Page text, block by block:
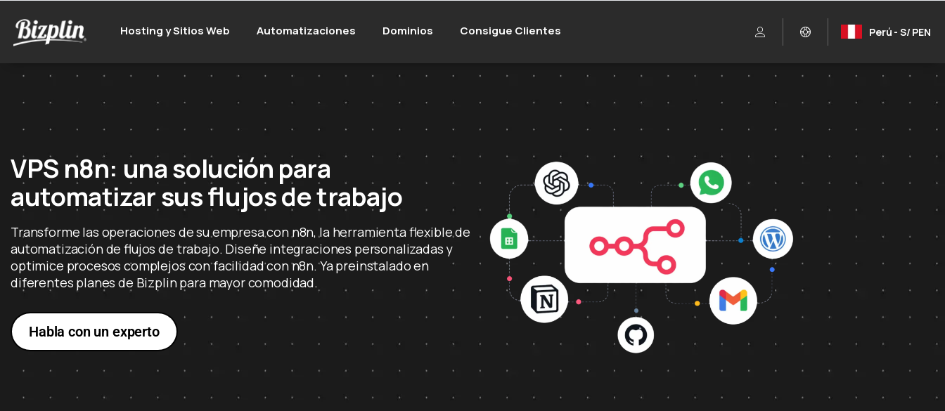
Hosting y Sitios Web Automatizaciones Dominios Consigue Clientes Perú - S/ PEN
VPS n8n: una solución para
automatizar sus flujos de trabajo
Transforme las operaciones de su empresa con n8n, la herramienta flexible de
automatización de flujos de trabajo. Diseñe integraciones personalizadas y
optimice procesos complejos con facilidad con n8n. Ya preinstalado en
diferentes planes de Bizplin para mayor comodidad.
Habla con un experto